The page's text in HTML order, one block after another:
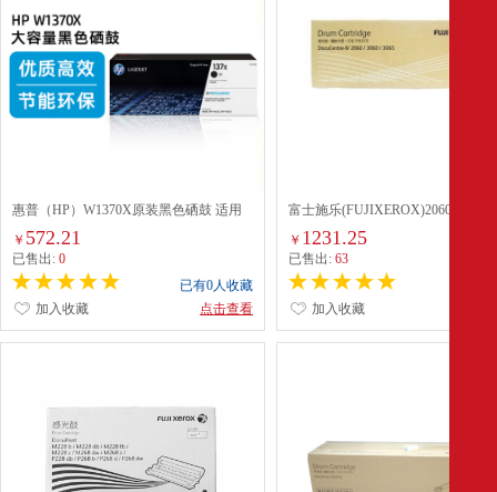
惠普（HP）W1370X原装黑色硒鼓 适用
hp M208dw/232dw/233sdn/233sdw 打印机
硒鼓
￥ 572.21
已售出: 0
已有0人收藏
点击查看
加入收藏
富士施乐(FUJIXEROX)2060/3060/
鼓（CT350922） 黑色
￥ 1231.25
已售出:63
加入收藏